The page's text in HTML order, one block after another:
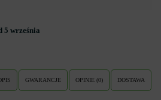
5 września
GWARANCJE OPINIE (0) DOSTAWA